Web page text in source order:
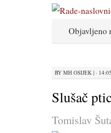
Objavljeno
BY MH OSIJEK | · 14:05
Slušač
Tomislav